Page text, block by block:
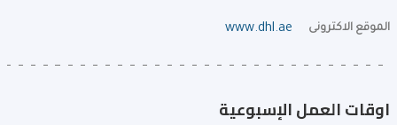
الموقع الاكترونى www.dhl.ae
اوقات العمل الإسبوعية